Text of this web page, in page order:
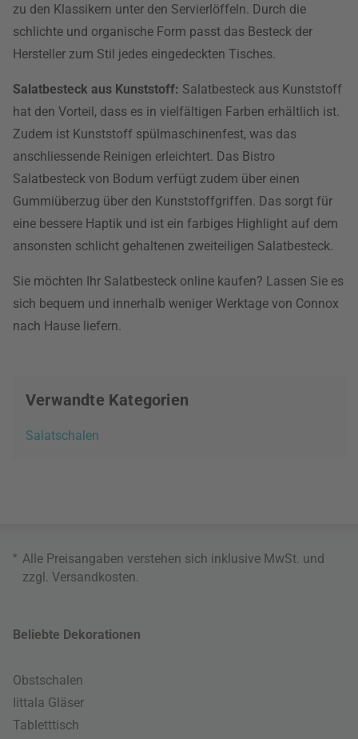
zu den Klassikern unter den Servierlöffeln. Durch die
schlichte und organische Form passt das Besteck der
Hersteller zum Stil jedes eingedeckten Tisches.
Salatbesteck aus Kunststoff: Salatbesteck aus Kunststoff
hat den Vorteil, dass es in vielfältigen Farben erhältlich ist.
Zudem ist Kunststoff spülmaschinenfest, was das
anschliessende Reinigen erleichtert. Das Bistro
Salatbesteck von Bodum verfügt zudem über einen
Gummiüberzug über den Kunststoffgriffen. Das sorgt für
eine bessere Haptik und ist ein farbiges Highlight auf dem
ansonsten schlicht gehaltenen zweiteiligen Salatbesteck.
Sie möchten Ihr Salatbesteck online kaufen? Lassen Sie es
sich bequem und innerhalb weniger Werktage von Connox
nach Hause liefern.
Verwandte Kategorien
Salatschalen
* Alle Preisangaben verstehen sich inklusive MwSt. und
zzgl. Versandkosten.
Beliebte Dekorationen
Obstschalen
Iittala Gläser
Tabletttisch